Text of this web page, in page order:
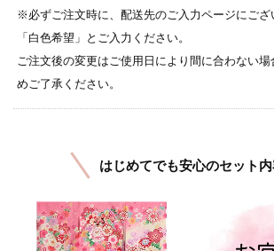
※必ずご注文時に、配送先のご入力ページにござ
「白色希望」とご入力ください。
ご注文後の変更はご使用日により間に合わない
めご了承ください。
はじめてでも安心のセット内